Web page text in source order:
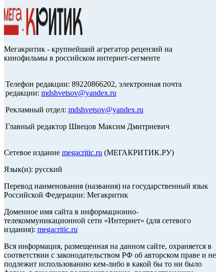
Мегакритик - крупнейший агрегатор рецензий на
кинофильмы в российском интернет-сегменте
Телефон редакции: 89220866202, электронная почта
редакции: mdshvetsov@yandex.ru
Рекламный отдел: mdshvetsov@yandex.ru
Главный редактор Швецов Максим Дмитриевич
Сетевое издание megacritic.ru (МЕГАКРИТИК.РУ)
Язык(и): русский
Перевод наименования (названия) на государственный язык
Российской Федерации: Мегакритик
Доменное имя сайта в информационно-
телекоммуникационной сети «Интернет» (для сетевого
издания): megacritic.ru
Вся информация, размещенная на данном сайте, охраняется в
соответствии с законодательством РФ об авторском праве и не
подлежит использованию кем-либо в какой бы то ни было